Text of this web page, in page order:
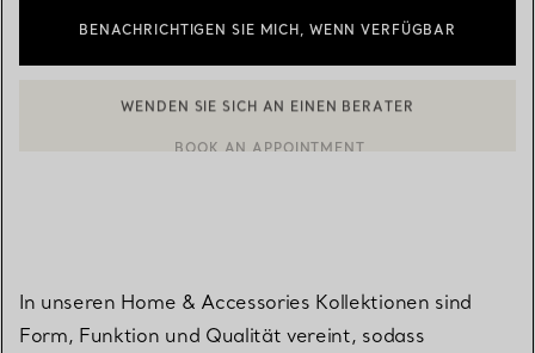
BENACHRICHTIGEN SIE MICH, WENN VERFÜGBAR
WENDEN SIE SICH AN EINEN BERATER
In unseren Home & Accessories Kollektionen sind
Form, Funktion und Qualität vereint, sodass